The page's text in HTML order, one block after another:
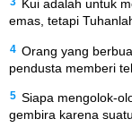
Kui adalah untuk
emas, tetapi
4 Orang yang
pendusta memberi
5 Siapa mengolok-
gembira karena